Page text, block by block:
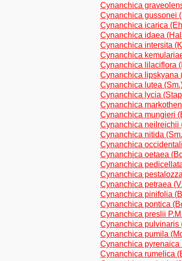
Cynanchica
Cynanchica gussonei
Cynanchica icarica
Cynanchica idaea
Cynanchica intersita
Cynanchica
Cynanchica lilaciflora
Cynanchica lipskyana
Cynanchica lutea
Cynanchica lycia
Cynanchica
Cynanchica mungieri
Cynanchica neilreichii
Cynanchica nitida
Cynanchica
Cynanchica oetaea
Cynanchica
Cynanchica
Cynanchica petraea
Cynanchica pinifolia
Cynanchica pontica
Cynanchica preslii
Cynanchica pulvinaris
Cynanchica pumila
Cynanchica pyrenaica
Cynanchica rumelica